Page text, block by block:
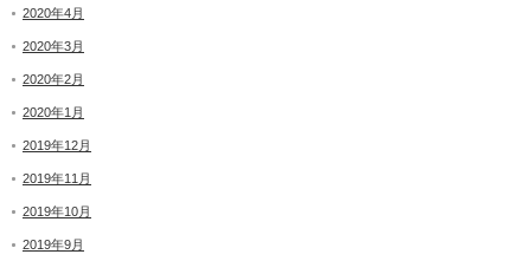
2020年4月
2020年3月
2020年2月
2020年1月
2019年12月
2019年11月
2019年10月
2019年9月